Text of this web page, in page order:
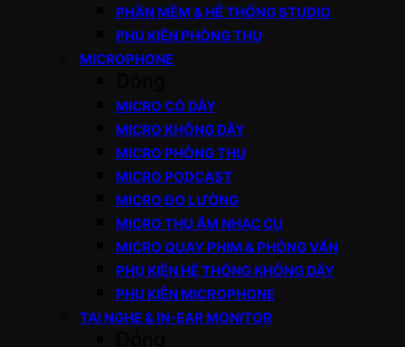
PHẦN MỀM & HỆ THỐNG STUDIO
PHỤ KIỆN PHÒNG THU
MICROPHONE
MICRO CÓ DÂY
MICRO KHÔNG DÂY
MICRO PHÒNG THU
MICRO PODCAST
MICRO ĐO LƯỜNG
MICRO THU ÂM NHẠC CỤ
MICRO QUAY PHIM & PHỎNG VẤN
PHỤ KIỆN HỆ THỐNG KHÔNG DÂY
PHỤ KIỆN MICROPHONE
TAI NGHE & IN-EAR MONITOR